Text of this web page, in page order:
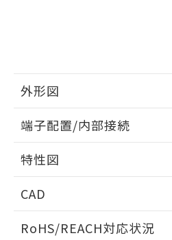
外形図
外形図
端子配置/内部接続
端子配置/内部接続
特性図
開閉容量
CAD
ドすることができます。
RoHS/REACH対応状況
す。